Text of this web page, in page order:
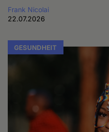
Frank Nicolai
22.07.2026
GESUNDHEIT